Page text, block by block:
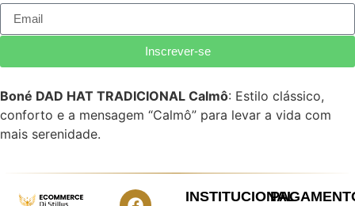
Perfume Hinode - Linha
Embaixador GL 100ML
Avaliação
5
Inscrever-se
Boné DAD HAT TRADICIONAL Calmô: Estilo clássico,
conforto e a mensagem “Calmô” para levar a vida com
mais serenidade.
INSTITUCIONAL